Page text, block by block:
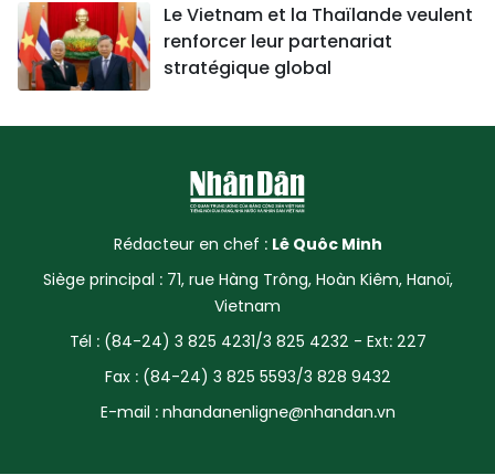
Le Vietnam et la Thaïlande veulent
renforcer leur partenariat
stratégique global
Rédacteur en chef : Lê Quôc Minh
Siège principal : 71, rue Hàng Trông, Hoàn Kiêm, Hanoï,
Vietnam
Tél : (84-24) 3 825 4231/3 825 4232 - Ext: 227
Fax : (84-24) 3 825 5593/3 828 9432
E-mail : nhandanenligne@nhandan.vn